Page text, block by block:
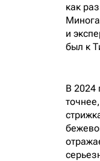
как
и
был к
В 2024